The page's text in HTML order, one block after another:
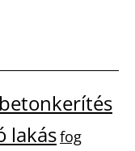
betonkerítés
lakásfog